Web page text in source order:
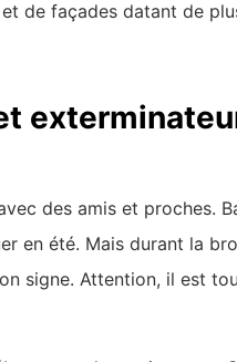
de façades datant de
des amis et proches.
en été. Mais durant la
signe. Attention, il est